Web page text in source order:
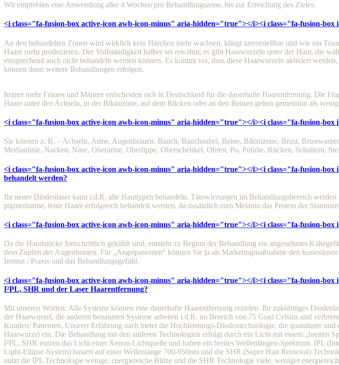
Wir empfehlen eine Anwendung aller 4 Wochen pro Behandlungszone, bis zur Erreichung des Zieles.
<i class="fa-fusion-box active-icon awb-icon-minus" aria-hidden="true"></i><i class="fa-fusion-
An den behandelten Zonen wird wirklich kein Härchen mehr wachsen, klingt unvorstellbar und wie ein
Haare mehr produzieren. Der Vollständigkeit halber sei erwähnt; es gibt Haarwurzeln unter der Haut, die
entsprechend auch nicht behandeln werden können. Es kommt vor, dass diese Haarwurzeln aktiviert
können dann weitere Behandlungen erfolgen.
Immer mehr Frauen und Männer entscheiden sich in Deutschland für die dauerhafte Haarentfernung. Die
Haare unter den Achseln, in der Bikinizone, auf dem Rücken oder an den Beinen gelten gemeinhin als
<i class="fa-fusion-box active-icon awb-icon-minus" aria-hidden="true"></i><i class="fa-fusion-
Sie können z. B. – Achseln, Arme, Augenbrauen, Bauch, Bauchnabel, Beine, Bikinizone, Brust,
Medianlinie, Nacken, Nase, Oberarme, Oberlippe, Oberschenkel, Ohren, Po, Pofalte, Rücken, Schultern,
<i class="fa-fusion-box active-icon awb-icon-minus" aria-hidden="true"></i><i class="fa-fusion-
behandelt werden?
Ihr neuer Diodenlaser kann i.d.R. alle Hauttypen behandeln. Tätowierungen im Behandlungsbereich
pigmentarme, feine Haare erfolgreich behandelt werden, da zusätzlich zum Melanin das Protein der
<i class="fa-fusion-box active-icon awb-icon-minus" aria-hidden="true"></i><i class="fa-fusion-
Da die Handstücke fortschrittlich gekühlt sind, entsteht zu Beginn der Behandlung ein angenehmes
dem Zupfen der Augenbrauen. Für „Angstpatienten“ können Sie ja als Marketingmaßnahme den
Institut / Praxis und das Behandlungsgefühl.
<i class="fa-fusion-box active-icon awb-icon-minus" aria-hidden="true"></i><i class="fa-fusion-
I²PL, SHR und der Laser Haarentfernung?
Mit unseren Worten: Alle Systeme können eine dauerhafte Haarentfernung erzielen. Ihr zuküfntiges
der Haarwurzel, die anderen benannten Systeme arbeiten i.d.R. im Bereich von 75 Grad Celsius und
Kunden/ Patienten. Unserer Erfahrung nach bietet die Hochleistungs-Diodentechnologie, die quantitativ
Haarwurzel ein. Die Behandlung mit den anderen Technologien erfolgt durch ein Licht mit einem „breiten
I²PL, SHR nutzen das Licht einer Xenon-Lichtquelle und haben ein breites Wellenlängen-Spektrum. IPL
Light-Ellipse-System) basiert auf einer Wellenlänge 700-950nm und die SHR (Super Hair Removal)
nutzt die IPL Technologie wenige, energiereiche Blitze und die SHR Technologie viele, weniger